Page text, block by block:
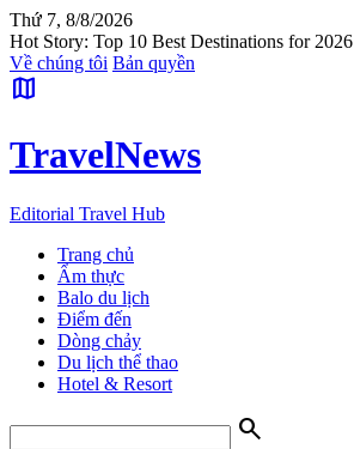
Thứ 7, 8/8/2026
Hot Story: Top 10 Best Destinations for 2026
Về chúng tôi Bản quyền
map
TravelNews
Editorial Travel Hub
Trang chủ
Ẩm thực
Balo du lịch
Điểm đến
Dòng chảy
Du lịch thể thao
Hotel & Resort
search